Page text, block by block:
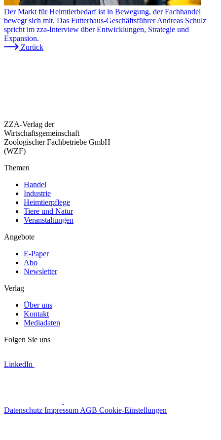
Der Markt für Heimtierbedarf ist in Bewegung, der Fachhandel
bewegt sich mit. Das Futterhaus-Geschäftsführer Andreas Schulz
spricht im zza-Interview über Entwicklungen, Strategie und
Expansion.
Zurück
ZZA-Verlag der
Wirtschaftsgemeinschaft
Zoologischer Fachbetriebe GmbH
(WZF)
Themen
Handel
Industrie
Heimtierpflege
Tiere und Natur
Veranstaltungen
Angebote
E-Paper
Abo
Newsletter
Verlag
Über uns
Kontakt
Mediadaten
Folgen Sie uns
LinkedIn
Datenschutz Impressum AGB Cookie-Einstellungen